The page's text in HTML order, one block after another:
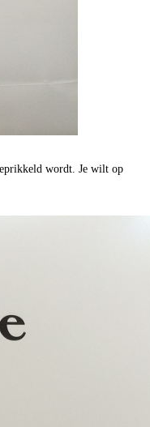
wordt. Je wilt op